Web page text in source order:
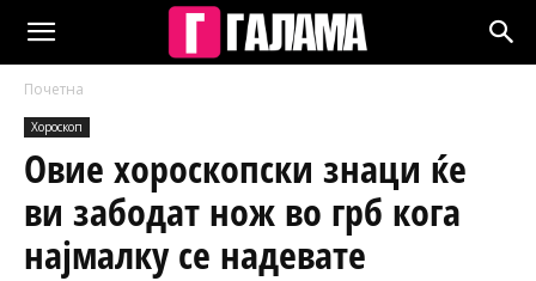
Почетна
Хороскоп
Овие хороскопски знаци ќе
ви забодат нож во грб кога
најмалку се надевате